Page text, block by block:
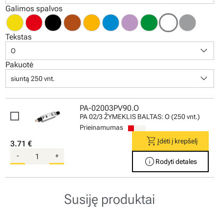
Galimos spalvos
Tekstas
O keyboard_arrow_down
Pakuotė
siuntą 250 vnt. keyboard_arrow_down
PA-02003PV90.O
PA 02/3 ŽYMEKLIS BALTAS: O (250 vnt.)
Prieinamumas
3.71 €
- +
shopping_cartĮdėti į krepšelį
info Rodyti detales
Susiję produktai